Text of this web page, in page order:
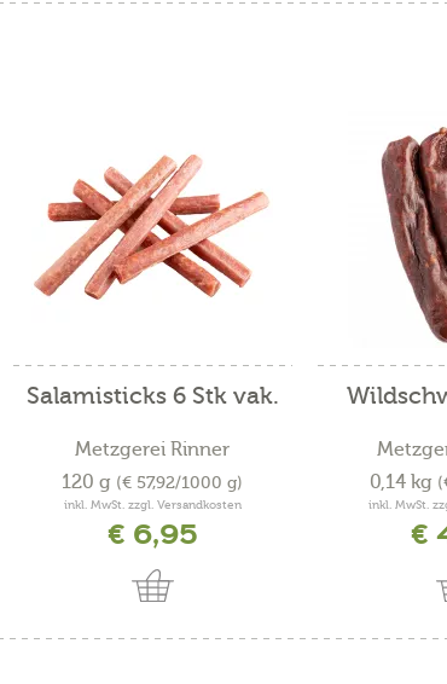
Salamisticks 6 Stk vak.
Metzgerei Rinner
120 g (€ 57,92/1000 g)
inkl. MwSt. zzgl. Versandkosten
€ 6,95
0,14 kg
inkl. MwSt.
€